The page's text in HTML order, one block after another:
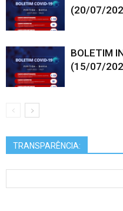
(20/07/
BOLETIM
(15/07/
TRANSPARÊNCIA: